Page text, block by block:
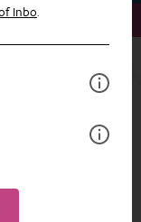
Inbo.
soort